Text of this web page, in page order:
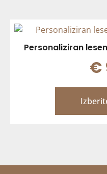
Personaliziran
€